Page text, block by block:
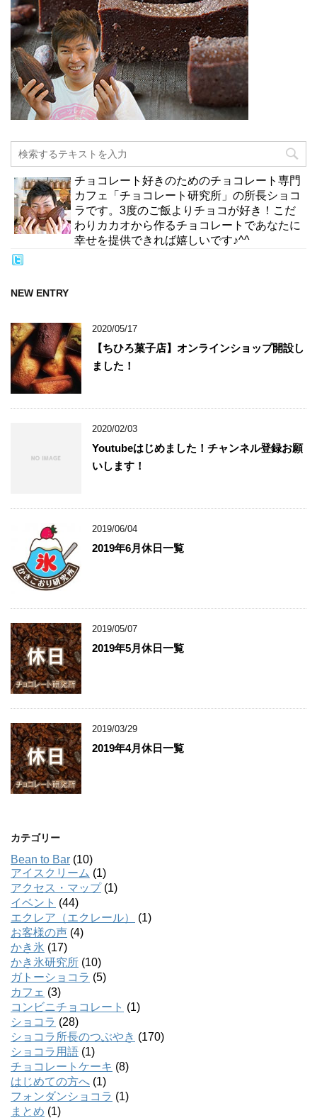
チョコレート好きのためのチョコレート専門
カフェ「チョコレート研究所」の所長ショコ
ラです。3度のご飯よりチョコが好き！こだ
わりカカオから作るチョコレートであなたに
幸せを提供できれば嬉しいです♪^^
NEW ENTRY
2020/05/17
【ちひろ菓子店】オンラインショップ開設し
ました！
2020/02/03
Youtubeはじめました！チャンネル登録お願
いします！
2019/06/04
2019年6月休日一覧
2019/05/07
2019年5月休日一覧
2019/03/29
2019年4月休日一覧
カテゴリー
Bean to Bar (10)
アイスクリーム (1)
アクセス・マップ(1)
イベント (44)
エクレア（エクレール）
(1)
お客様の声 (4)
かき氷 (17)
かき氷研究所 (10)
ガトーショコラ (5)
カフェ (3)
コンビニチョコレート (1)
ショコラ (28)
ショコラ所長のつぶやき (170)
ショコラ用語 (1)
チョコレートケーキ (8)
はじめての方へ (1)
フォンダンショコラ (1)
まとめ (1)